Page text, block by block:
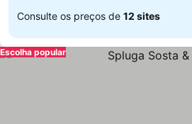
Consulte os preços de 12 sites
Escolha popular